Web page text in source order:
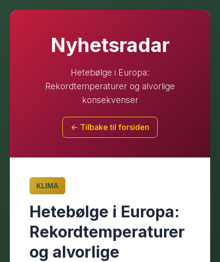
Nyhetsradar
Hetebølge i Europa:
Rekordtemperaturer og alvorlige
konsekvenser
← Tilbake til forsiden
KLIMA
Hetebølge i Europa:
Rekordtemperaturer
og alvorlige